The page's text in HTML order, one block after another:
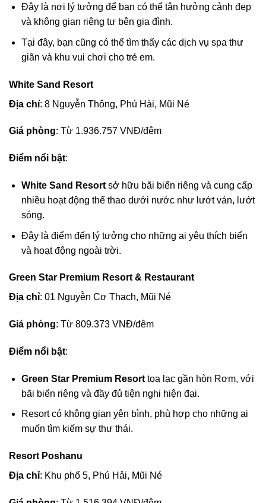
Đây là nơi lý tưởng để bạn có thể tận hưởng cảnh đẹp
và không gian riêng tư bên gia đình.
Tại đây, bạn cũng có thể tìm thấy các dịch vụ spa thư
giãn và khu vui chơi cho trẻ em.
White Sand Resort
Địa chỉ: 8 Nguyễn Thông, Phú Hài, Mũi Né
Giá phòng: Từ 1.936.757 VNĐ/đêm
Điểm nổi bật:
White Sand Resortsở hữu bãi biển riêng và cung cấp
nhiều hoạt động thể thao dưới nước như lướt ván, lướt
sóng.
Đây là điểm đến lý tưởng cho những ai yêu thích biển
và hoạt động ngoài trời.
Green Star Premium Resort & Restaurant
Địa chỉ: 01 Nguyễn Cơ Thạch, Mũi Né
Giá phòng: Từ 809.373 VNĐ/đêm
Điểm nổi bật:
Green Star Premium Resorttọa lạc gần hòn Rơm, với
bãi biển riêng và đầy đủ tiện nghi hiện đại.
Resort có không gian yên bình, phù hợp cho những ai
muốn tìm kiếm sự thư thái.
Resort Poshanu
Địa chỉ: Khu phố 5, Phú Hải, Mũi Né